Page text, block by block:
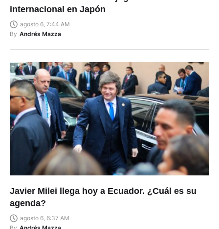
internacional en Japón
agosto 6, 7:44 AM
By Andrés Mazza
Javier Milei llega hoy a Ecuador. ¿Cuál es su
agenda?
agosto 6, 6:37 AM